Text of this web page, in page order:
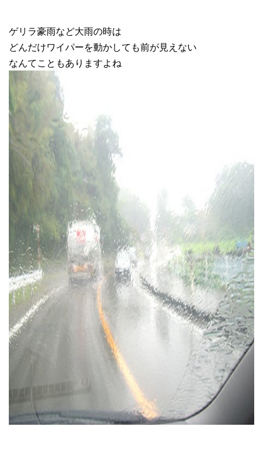
ゲリラ豪雨など大雨の時は
どんだけワイパーを動かしても前が見えない
なんてこともありますよね